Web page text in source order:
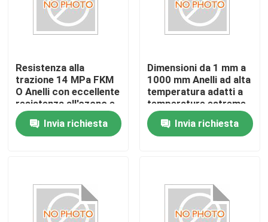
Casa
Video
Resistenza alla
trazione 14 MPa FKM
O Anelli con eccellente
resistenza all'ozono e
standard BS1516
progettati per
soluzioni di
Invia richiesta
Dimensioni da 1 mm a
1000 mm Anelli ad alta
temperatura adatti a
temperature estreme
da meno 40 °C a 280
°C che forniscono
soluzioni di tenuta
Invia richiesta